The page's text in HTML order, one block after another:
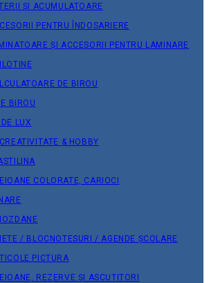
ȘI ACUMULATOARE
PENTRU ÎNDOSARIERE
ȘI ACCESORII PENTRU LAMINARE
DE BIROU
BIROU
LUX
& HOBBY
COLORATE, CARIOCI
/ BLOCNOTESURI / AGENDE ȘCOLARE
PICTURA
REZERVE ȘI ASCUȚITORI